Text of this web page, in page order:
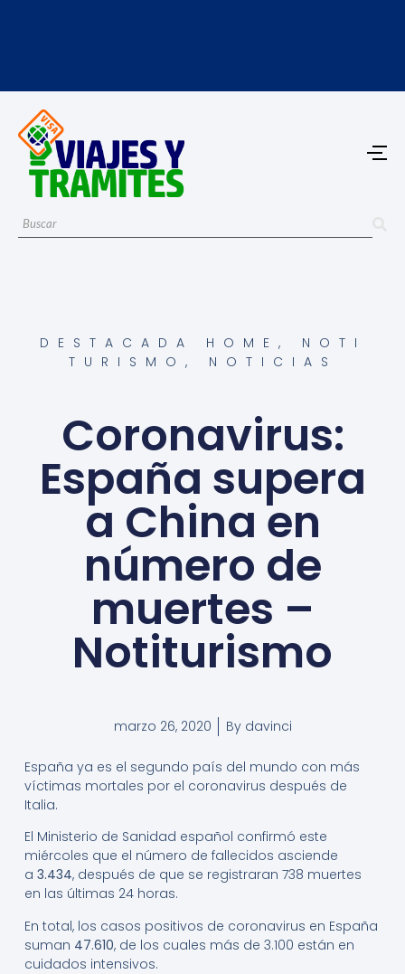
DESTACADA HOME , NOTI
TURISMO , NOTICIAS
Coronavirus:
España supera
a China en
número de
muertes –
Notiturismo
marzo 26, 2020 Bydavinci
España ya es el segundo país del mundo con más
víctimas mortales por el coronavirus después de
Italia.
El Ministerio de Sanidad español confirmó este
miércoles que el número de fallecidos asciende
a 3.434, después de que se registraran 738 muertes
en las últimas 24 horas.
En total, los casos positivos de coronavirus en España
suman 47.610, de los cuales más de 3.100 están en
cuidados intensivos.